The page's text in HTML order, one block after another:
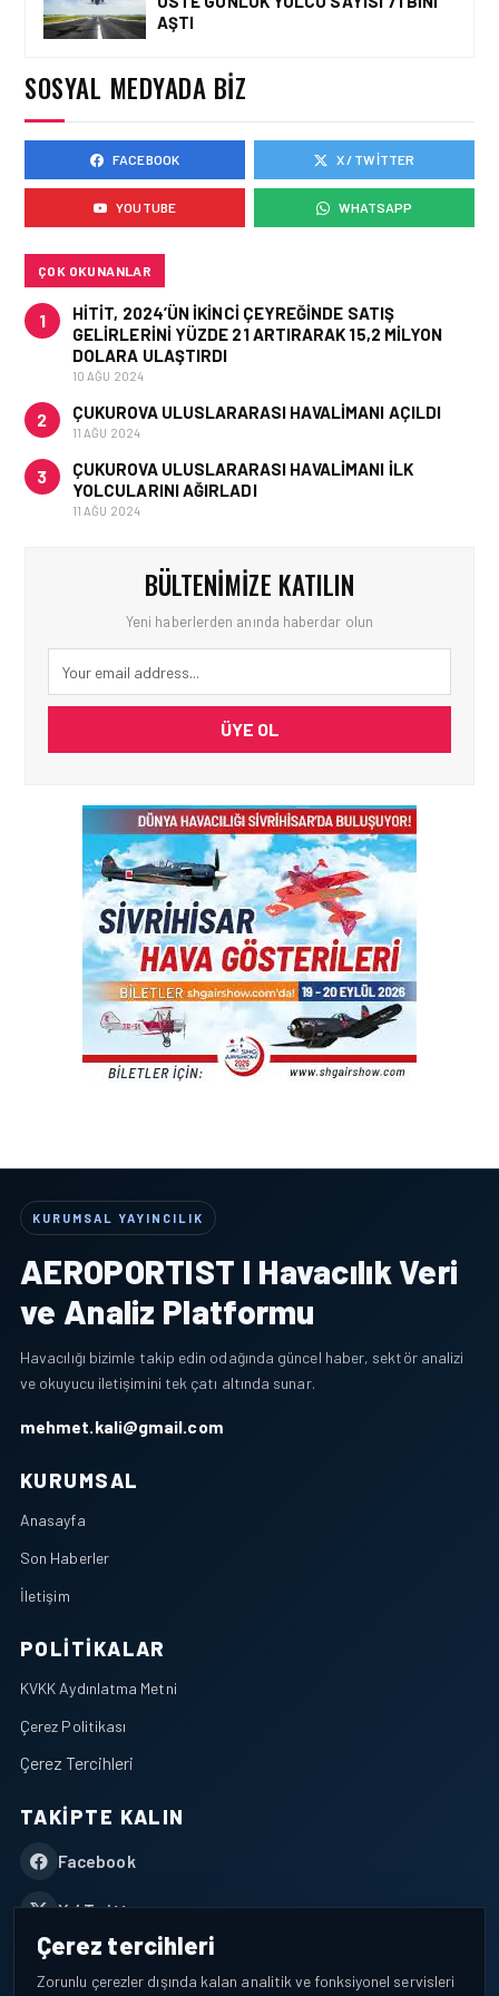
EMIRATES HABERLERI • 29 TEM
AVRUPA’DA 12 BINDEN
FAZLA TREN
EMIRATES HABERLERI • 21 TEM
2026
EMIRATES, DÜNYANIN ILK
U-DREAM BAŞ
AŞTI
SOSYAL MEDYADA BIZ
FACEBOOK X / TWITTER
YOUTUBE WHATSAPP
ÇOK OKUNANLAR
1
HITIT, 2024’ÜN IKINCI ÇEYREĞINDE SATIŞ
GELIRLERINI YÜZDE 21 ARTIRARAK 15,2 MILYON
DOLARA ULAŞTIRDI
10 AĞU 2024
2 ÇUKUROVA ULUSLARARASI HAVALIMANI AÇILDI
11 AĞU 2024
3
ÇUKUROVA ULUSLARARASI HAVALIMANI İLK
YOLCULARINI AĞIRLADI
11 AĞU 2024
BÜLTENIMIZE KATILIN
Yeni haberlerden anında haberdar olun
ÜYE OL
KURUMSAL YAYINCILIK
AEROPORTIST I Havacılık Veri
ve Analiz Platformu
Havacılığı bizimle takip edin odağında güncel haber, sektör analizi
ve okuyucu iletişimini tek çatı altında sunar.
mehmet.kali@gmail.com
KURUMSAL
Anasayfa
Son Haberler
İletişim
POLITIKALAR
KVKK Aydınlatma Metni
Çerez Politikası
Çerez Tercihleri
TAKIPTE KALIN
Facebook
X / Twitter
YouTube
Çerez tercihleri
Zorunlu çerezler dışında kalan analitik ve fonksiyonel servisleri